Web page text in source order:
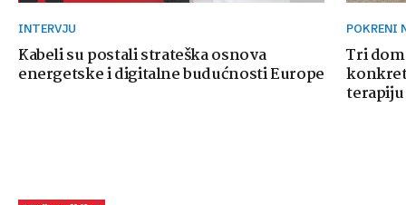
INTERVJU
Kabeli su postali strateška osnova
energetske i digitalne budućnosti Europe
POKRENI
Tri